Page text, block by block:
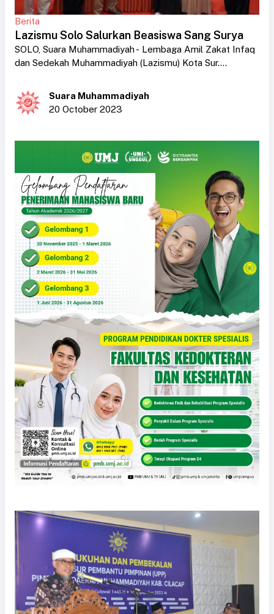
Berita
Lazismu Solo Salurkan Beasiswa Sang Surya
SOLO, Suara Muhammadiyah - Lembaga Amil Zakat Infaq
dan Sedekah Muhammadiyah (Lazismu) Kota Sur....
Suara Muhammadiyah
20 October 2023